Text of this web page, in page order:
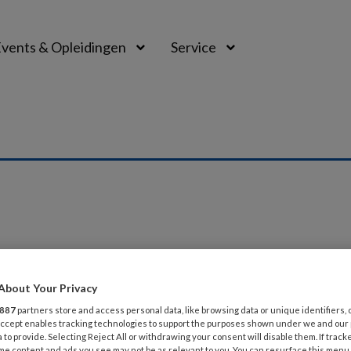
& Opleidingen Service
wordt tegen het licht gehouden en waar nodig
Your Privacy
887 partners store and access personal data, like browsing data or unique identifiers,
enables tracking technologies to support the purposes shown under we and
to provide. Selecting Reject All or withdrawing your consent will disable them. If